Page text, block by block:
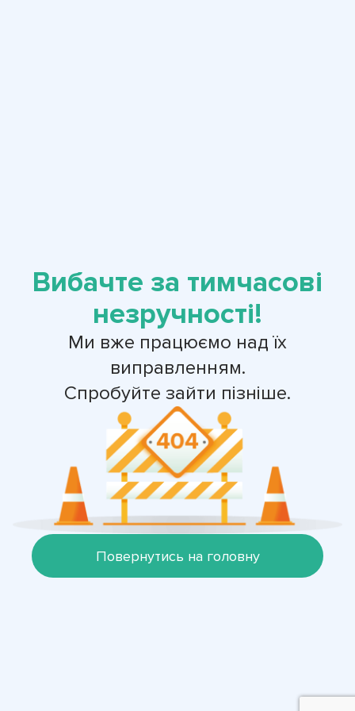
Вибачте за тимчасові
незручності!
Ми вже працюємо над їх
виправленням.
Спробуйте зайти пізніше.
Повернутись на головну